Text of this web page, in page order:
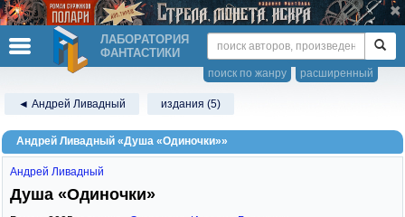
ЛАБОРАТОРИЯ
ФАНТАСТИКИ
расширенный
поиск по жанру
◄ Андрей Ливадный издания (5)
Андрей Ливадный «Душа «Одиночки»»
Андрей Ливадный
Душа «Одиночки»